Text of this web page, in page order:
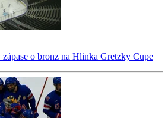
o bronz na Hlinka Gretzky Cupe